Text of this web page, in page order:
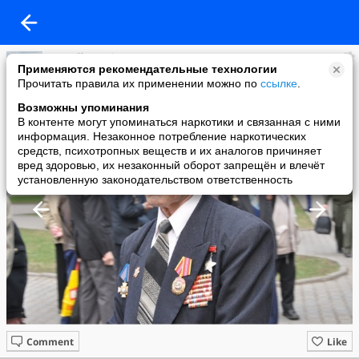
Применяются рекомендательные технологии
Прочитать правила их применении можно по ссылке
Возможны упоминания
В контенте могут упоминаться наркотики и связанная с ними
информация. Незаконное потребление наркотических
средств, психотропных веществ и их аналогов причиняет
вред здоровью, их незаконный оборот запрещён и влечёт
установленную законодательством ответственность
Сергей Прибор
added a photo
20 Apr в 15:28
Like
Comment